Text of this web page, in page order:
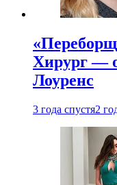
Хирург —
Лоуренс
3 года спустя2